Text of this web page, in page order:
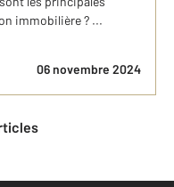
immobilière ? ...
06 novembre 2024